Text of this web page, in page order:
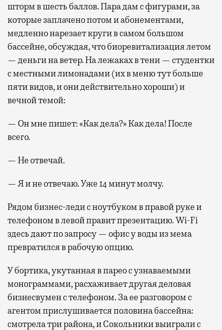
шторм в шесть баллов. Пара дам с фигурами, за
которые заплачено потом и абонементами,
медленно нарезает круги в самом большом
бассейне, обсуждая, что биоревитализация летом
— деньги на ветер. На лежаках в тени — студентки
с местными лимонадами (их в меню тут больше
пяти видов, и они действительно хороши) и
вечной темой:
— Он мне пишет: «Как дела?» Как дела! После
всего.
— Не отвечай.
— Я и не отвечаю. Уже 14 минут молчу.
Рядом бизнес-леди с ноутбуком в правой руке и
телефоном в левой правит презентацию. Wi-Fi
здесь дают по запросу — офис у воды из мема
превратился в рабочую опцию.
У бортика, укутанная в парео с узнаваемыми
монограммами, расхаживает другая деловая
бизнесвумен с телефоном. За ее разговором с
агентом прислушивается половина бассейна:
смотрела три района, и Сокольники выиграли с